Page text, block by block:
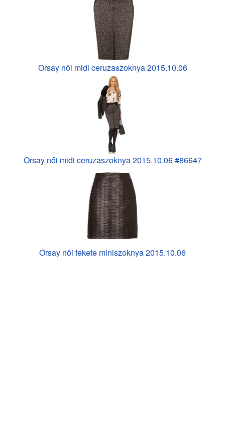
Orsay női midi ceruzaszoknya 2015.10.06
Orsay női midi ceruzaszoknya 2015.10.06 #86647
Orsay női fekete miniszoknya 2015.10.06